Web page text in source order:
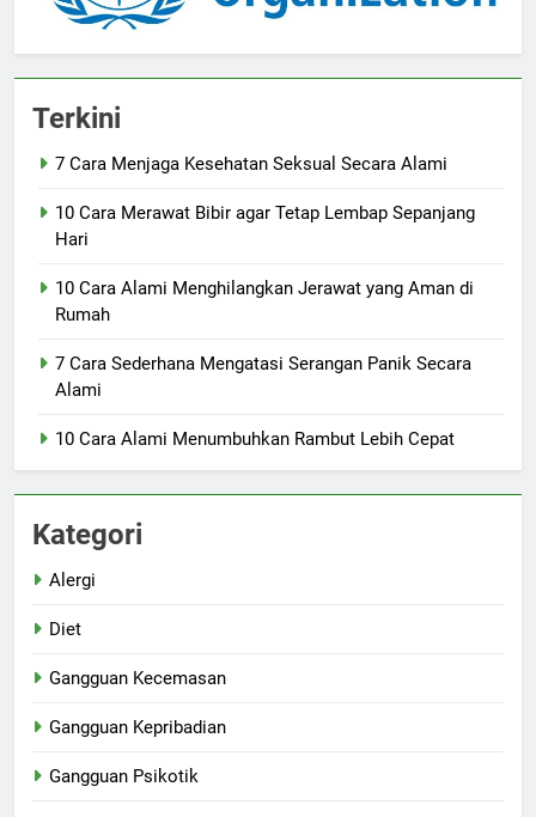
Terkini
7 Cara Menjaga Kesehatan Seksual Secara Alami
10 Cara Merawat Bibir agar Tetap Lembap Sepanjang
Hari
10 Cara Alami Menghilangkan Jerawat yang Aman di
Rumah
7 Cara Sederhana Mengatasi Serangan Panik Secara
Alami
10 Cara Alami Menumbuhkan Rambut Lebih Cepat
Kategori
Alergi
Diet
Gangguan Kecemasan
Gangguan Kepribadian
Gangguan Psikotik